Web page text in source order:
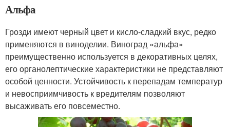
Альфа
Грозди имеют черный цвет и кисло-сладкий вкус, редко
применяются в виноделии. Виноград «альфа»
преимущественно используется в декоративных целях,
его органолептические характеристики не представляют
особой ценности. Устойчивость к перепадам температур
и невосприимчивость к вредителям позволяют
высаживать его повсеместно.